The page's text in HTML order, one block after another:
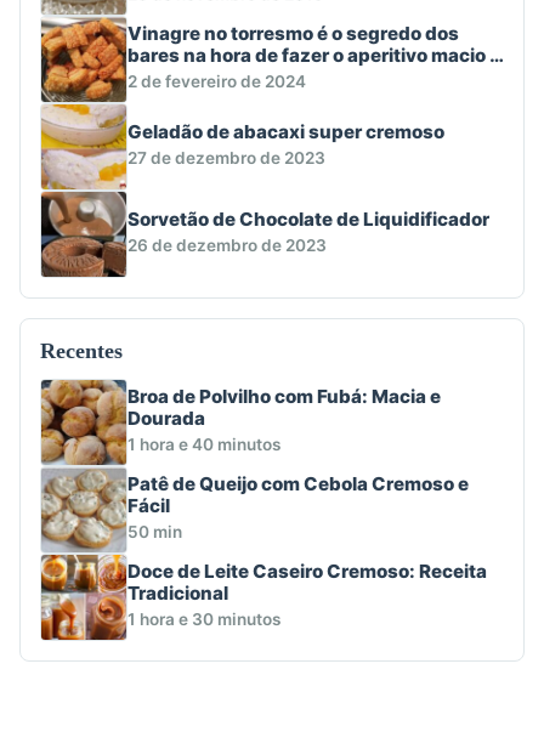
Vinagre no torresmo é o segredo dos
bares na hora de fazer o aperitivo macio e
crocante
2 de fevereiro de 2024
Geladão de abacaxi super cremoso
27 de dezembro de 2023
Sorvetão de Chocolate de Liquidificador
26 de dezembro de 2023
Recentes
Broa de Polvilho com Fubá: Macia e
Dourada
1 hora e 40 minutos
Patê de Queijo com Cebola Cremoso e
Fácil
50 min
Doce de Leite Caseiro Cremoso: Receita
Tradicional
1 hora e 30 minutos